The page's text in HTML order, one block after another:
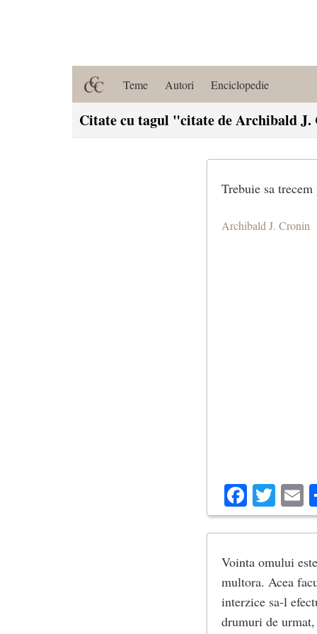
Teme Autori Enciclopedie
Citate cu tagul "citate de Archibald
Trebuie sa
Archibald J. Cronin
Vointa omului
multora. Acea
interzice sa-l
drumuri de